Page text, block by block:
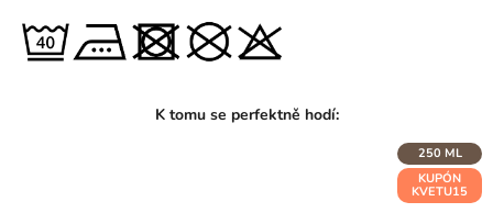
250 ML
KUPÓN
KVETU15